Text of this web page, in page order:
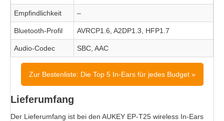
Empfindlichkeit –
Bluetooth-Profil AVRCP1.6, A2DP1.3, HFP1.7
Audio-Codec SBC, AAC
Zur Bestenliste: Die Top 5 In-Ears für jedes Budget »
Lieferumfang
Der Lieferumfang ist bei den AUKEY EP-T25 wireless In-Ears